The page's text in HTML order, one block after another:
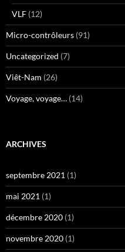
VLF (12)
Micro-contrôleurs (91)
Uncategorized (7)
Viêt-Nam (26)
Voyage, voyage… (14)
ARCHIVES
septembre 2021 (1)
mai 2021 (1)
décembre 2020 (1)
novembre 2020 (1)